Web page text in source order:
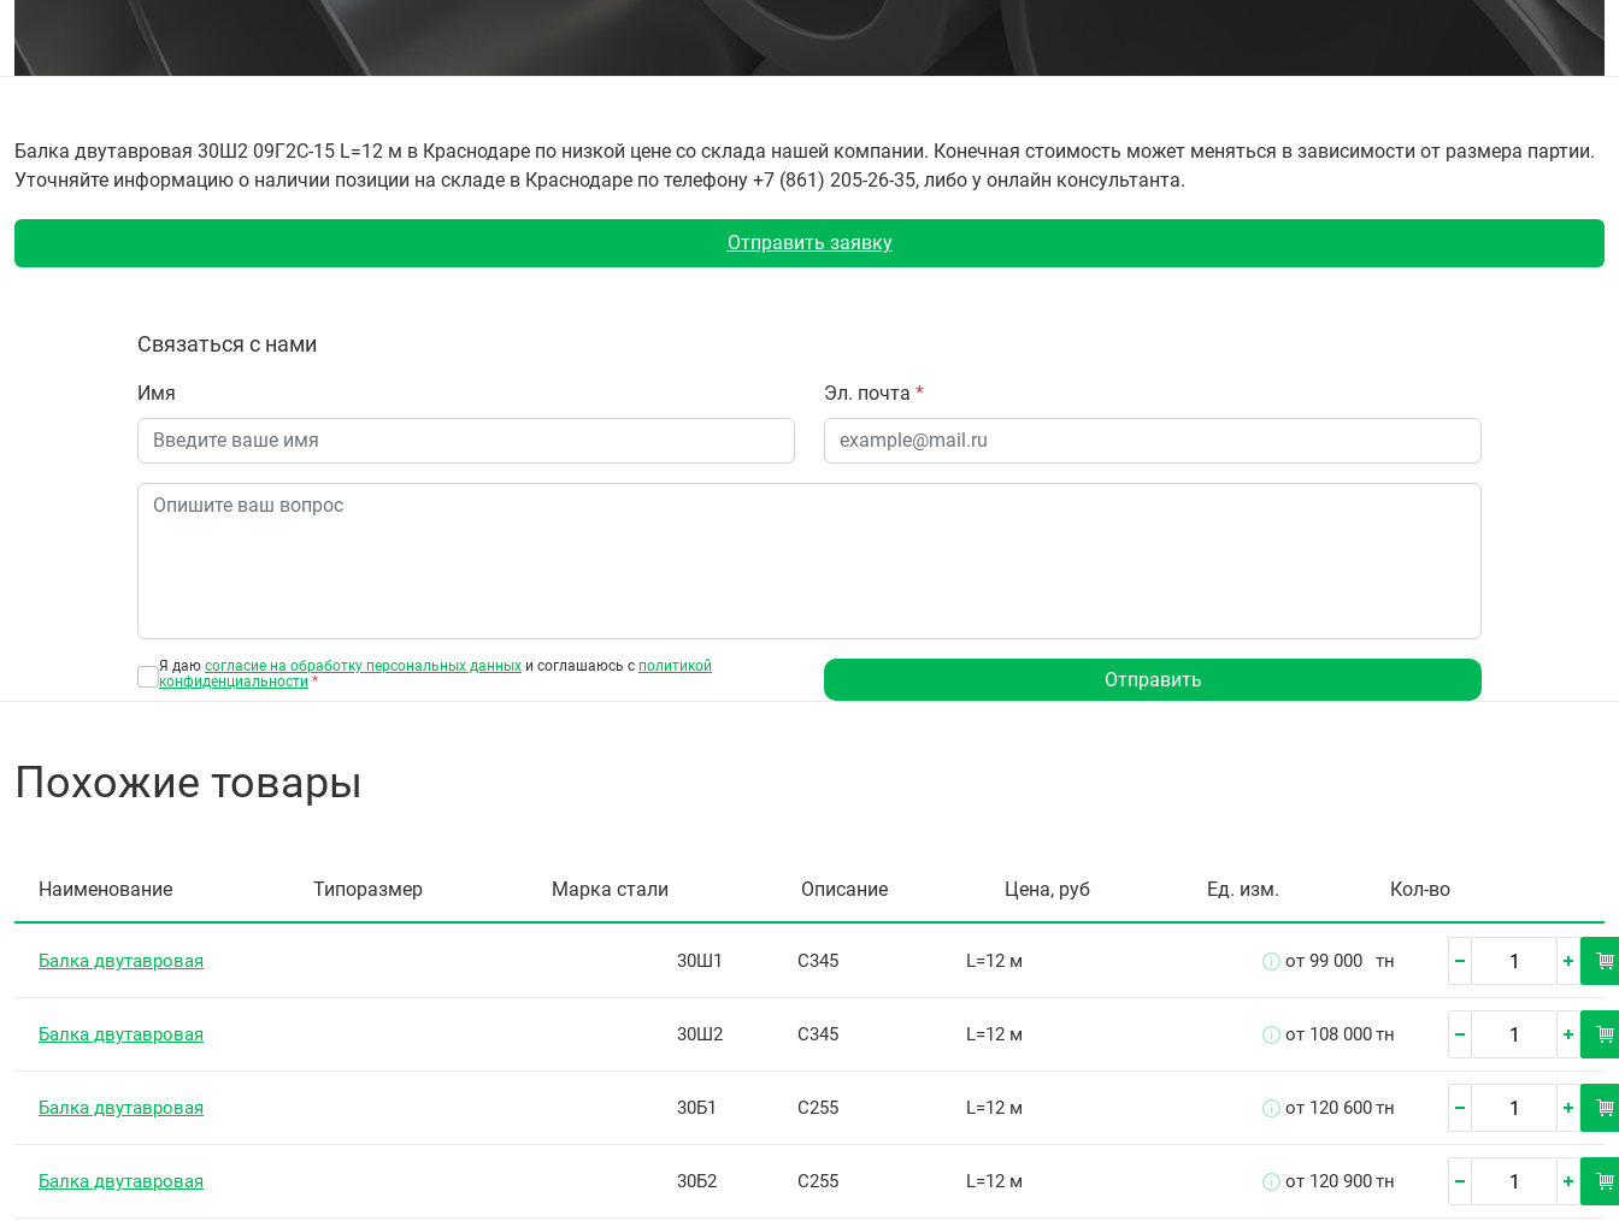
Балка двутавровая 30Ш2 09Г2С-15 L=12 м в Краснодаре по низкой цене со склада нашей компании. Конечная стоимость может меняться в зависимости от размера партии.
Уточняйте информацию о наличии позиции на складе в Краснодаре по телефону +7 (861) 205-26-35, либо у онлайн консультанта.
Отправить заявку
Связаться с нами
Имя Эл. почта *
Я даю согласие на обработку персональных данных и соглашаюсь с политикой
конфиденциальности * Отправить
Похожие товары
Наименование Типоразмер Марка стали Описание Цена, руб Ед. изм. Кол-во
Балка двутавровая 30Ш1 С345 L=12 м от 99 000 тн
Балка двутавровая 30Ш2 С345 L=12 м от 108 000тн
Балка двутавровая 30Б1 С255 L=12 м от 120 600тн
Балка двутавровая 30Б2 С255 L=12 м от 120 900тн